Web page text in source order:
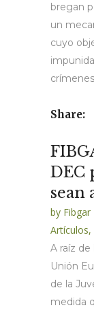
bregan
un
cuyo
Share:
DEC
sean
by Fibgar
Artículos,
A raíz de
Unión
de la
medida